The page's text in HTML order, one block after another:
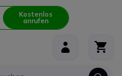
Kostenlos
anrufen